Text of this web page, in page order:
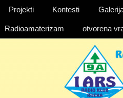
Projekti Kontesti
Radioamaterizam otvorena